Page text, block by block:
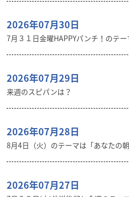
2026年07月30日
7月３１日金曜HAPPYパンチ！のテー
2026年07月29日
来週のスピパンは？
2026年07月28日
8月4日（火）のテーマは「あなたの朝
2026年07月27日